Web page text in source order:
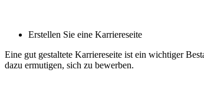
Erstellen Sie eine Karriereseite
Eine gut gestaltete Karriereseite ist ein wichtiger
dazu ermutigen, sich zu bewerben.